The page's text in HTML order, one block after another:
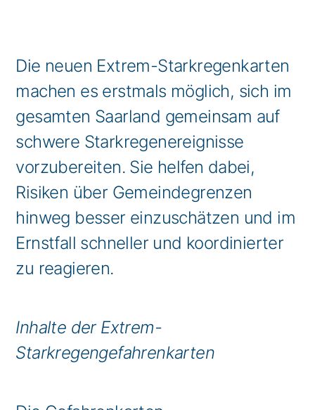
Die neuen Extrem-Starkregenkarten
machen es erstmals möglich, sich im
gesamten Saarland gemeinsam auf
schwere Starkregenereignisse
vorzubereiten. Sie helfen dabei,
Risiken über Gemeindegrenzen
hinweg besser einzuschätzen und im
Ernstfall schneller und koordinierter
zu reagieren.
Inhalte der Extrem-
Starkregengefahrenkarten